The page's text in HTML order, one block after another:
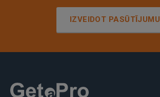
IZVEIDOT PASŪTĪJUMU